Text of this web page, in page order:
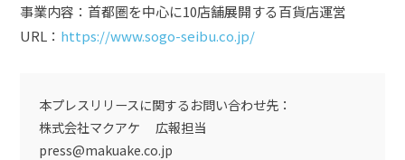
事業内容：首都圏を中心に10店舗展開する百貨店運営
URL： https://www.sogo-seibu.co.jp/
本プレスリリースに関するお問い合わせ先：
株式会社マクアケ 広報担当
press@makuake.co.jp